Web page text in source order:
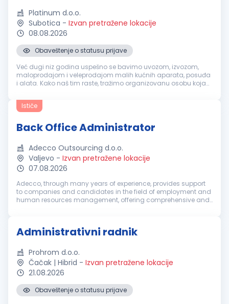
Platinum d.o.o.
Subotica - Izvan pretražene lokacije
08.08.2026
Obaveštenje o statusu prijave
Već dugi niz godina uspešno se bavimo uvozom, izvozom,
maloprodajom i veleprodajom malih kućnih aparata, posuđa
i alata. Kako naš tim raste, tražimo organizovanu osobu koja
ažuriranje i ar...
Ističe
Back Office Administrator
Adecco Outsourcing d.o.o.
Valjevo - Izvan pretražene lokacije
07.08.2026
Adecco, through many years of experience, provides support
to companies and candidates in the field of employment and
human resources management, offering comprehensive and
Administrativni radnik
Prohrom d.o.o.
Čačak | Hibrid - Izvan pretražene lokacije
21.08.2026
Obaveštenje o statusu prijave